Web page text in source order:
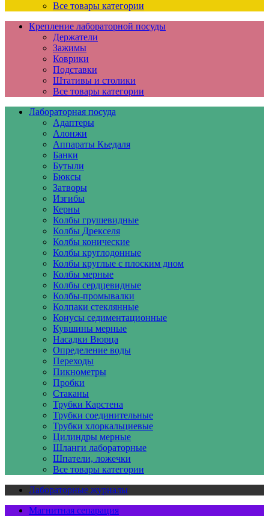
Все товары категории
Крепление лабораторной посуды
Держатели
Зажимы
Коврики
Подставки
Штативы и столики
Все товары категории
Лабораторная посуда
Адаптеры
Алонжи
Аппараты Кьедаля
Банки
Бутыли
Бюксы
Затворы
Изгибы
Керны
Колбы грушевидные
Колбы Дрекселя
Колбы конические
Колбы круглодонные
Колбы круглые с плоским дном
Колбы мерные
Колбы сердцевидные
Колбы-промывалки
Колпаки стеклянные
Конусы седиментационные
Кувшины мерные
Насадки Вюрца
Определение воды
Переходы
Пикнометры
Пробки
Стаканы
Трубки Карстена
Трубки соединительные
Трубки хлоркальциевые
Цилиндры мерные
Шланги лабораторные
Шпатели, ложечки
Все товары категории
Лабораторные журналы
Магнитная сепарация